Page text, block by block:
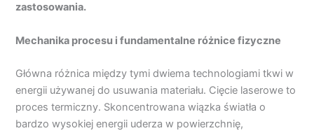
zastosowania.
Mechanika procesu i fundamentalne różnice fizyczne
Główna różnica między tymi dwiema technologiami tkwi w
energii używanej do usuwania materiału. Cięcie laserowe to
proces termiczny. Skoncentrowana wiązka światła o
bardzo wysokiej energii uderza w powierzchnię,